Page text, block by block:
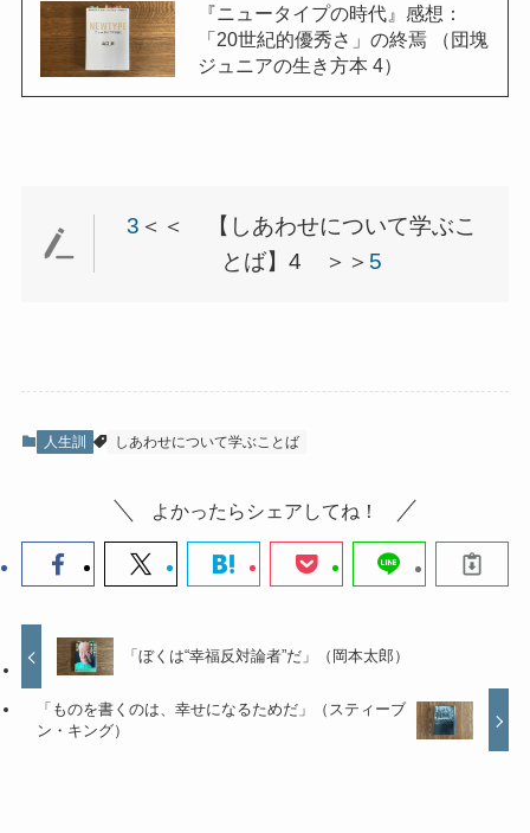
『ニュータイプの時代』感想：
「20世紀的優秀さ」の終焉 （団塊
ジュニアの生き方本 4）
3 ＜＜ 【しあわせについて学ぶこ
とば】4 ＞＞ 5
人生訓 しあわせについて学ぶことば
よかったらシェアしてね！
「ぼくは“幸福反対論者”だ」（岡本太郎）
「ものを書くのは、幸せになるためだ」（スティーブ
ン・キング）